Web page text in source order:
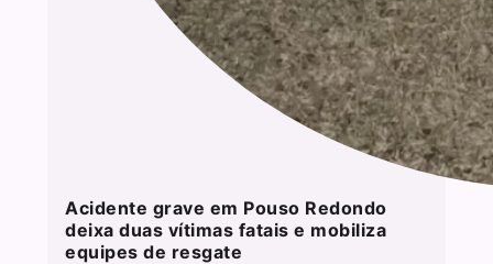
Acidente grave em Pouso Redondo
deixa duas vítimas fatais e mobiliza
equipes de resgate